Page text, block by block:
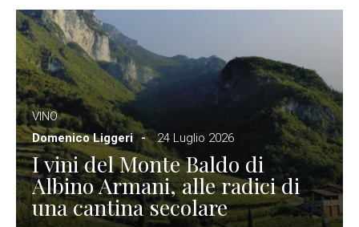
VINO
Domenico Liggeri
24 Luglio 2026
I vini del Monte Baldo di
Albino Armani, alle radici di
una cantina secolare